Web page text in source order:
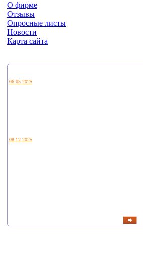
О фирме
Отзывы
Опросные листы
Новости
Карта сайта
06.05.2025
08.12.2025